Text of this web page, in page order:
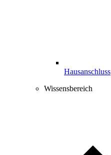
Hausanschluss
Wissensbereich